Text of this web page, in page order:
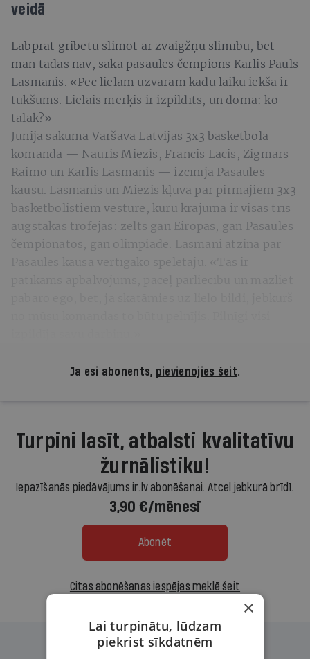
veidā
Labprāt gribētu slimot ar zvaigžņu slimību, bet
man tādas nav, saka pasaules čempions Kārlis Pauls
Lasmanis. «Pēc lielām uzvarām kādu laiku iekšā ir
tukšums. Lielais mērķis ir izpildīts, un domā: ko
tālāk?»
Jūnija sākumā Varšavā Latvijas 3x3 basketbola
komanda — Nauris Miezis, Francis Lācis, Zigmārs
Raimo un Kārlis Lasmanis — izcīnīja Pasaules
kausu. Lasmanis un Miezis kļuva par pirmajiem 3x3
basketbolistiem vēsturē, kuru krājumā ir visas trīs
augstākās trofejas: zelts gan Eiropas, gan Pasaules
čempionātos, gan olimpiādē. Lasmani atzina par
Pasaules kausa vērtīgāko spēlētāju. «Tas ir
Ja esi abonents, pievienojies šeit.
Turpini lasīt, atbalsti kvalitatīvu
žurnālistiku!
Iepazīšanās piedāvājums ir.lv abonēšanai. Atcel jebkurā brīdī.
3,90 €/mēnesī
Abonēt
Citas abonēšanas iespējas meklē šeit
×
Lai turpinātu, lūdzam
piekrist sīkdatnēm